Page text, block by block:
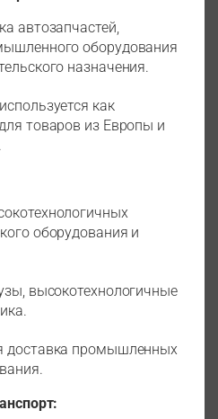
автозапчастей,
оборудования
назначения.
как
товаров из Европы и
оборудования и
высокотехнологичные
доставка промышленных